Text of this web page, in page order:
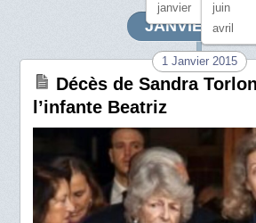
janvier
juin
avril
JANVIER 2015
1 Janvier 2015
Décès de Sandra
l’infante Beatriz